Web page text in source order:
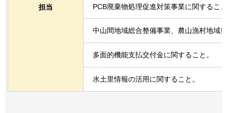
担当
PCB廃棄物処理促進対策事業に関するこ
中山間地域総合整備事業、農山漁村地域
多面的機能支払交付金に関すること。
水土里情報の活用に関すること。